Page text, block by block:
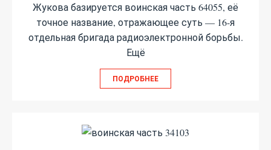
Жукова базируется воинская часть 64055, её
точное название, отражающее суть — 16-я
отдельная бригада радиоэлектронной борьбы.
Ещё
ПОДРОБНЕЕ